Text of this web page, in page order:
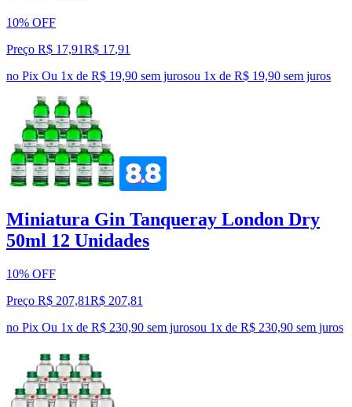
10% OFF
Preço R$ 17,91R$ 17,91
no Pix Ou 1x de R$ 19,90 sem jurosou 1x de R$ 19,90 sem juros
Miniatura Gin Tanqueray London Dry
50ml 12 Unidades
10% OFF
Preço R$ 207,81R$ 207,81
no Pix Ou 1x de R$ 230,90 sem jurosou 1x de R$ 230,90 sem juros